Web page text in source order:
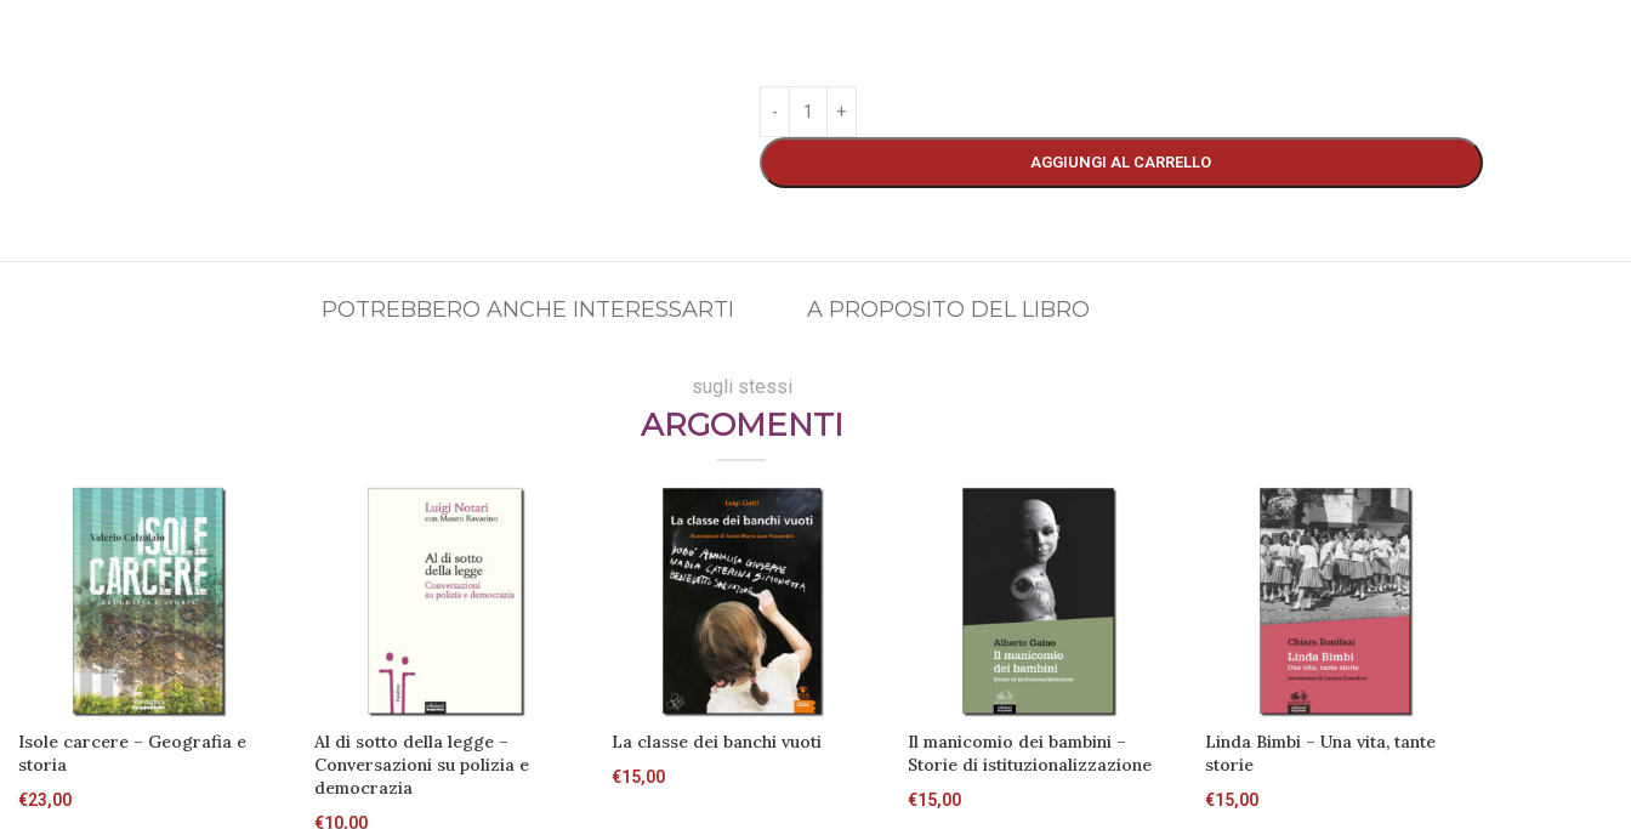
AGGIUNGI AL CARRELLO
POTREBBERO ANCHE INTERESSARTI A PROPOSITO DEL LIBRO
sugli stessi
ARGOMENTI
Isole carcere – Geografia e
storia
€23,00
Al di sotto della legge –
Conversazioni su polizia e
democrazia
€10,00
La classe dei banchi vuoti
€15,00
Il manicomio dei bambini –
Storie di istituzionalizzazione
€15,00
Linda Bimbi – Una vita, tante
storie
€15,00